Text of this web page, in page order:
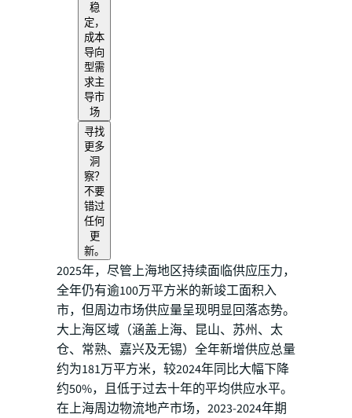
稳
定，
成本
导向
型需
求主
导市
场
寻找
更多
洞
察？
不要
错过
任何
更
新。
2025年，尽管上海地区持续面临供应压力，
全年仍有逾100万平方米的新竣工面积入
市，但周边市场供应量呈现明显回落态势。
大上海区域（涵盖上海、昆山、苏州、太
仓、常熟、嘉兴及无锡）全年新增供应总量
约为181万平方米，较2024年同比大幅下降
约50%，且低于过去十年的平均供应水平。
在上海周边物流地产市场，2023-2024年期